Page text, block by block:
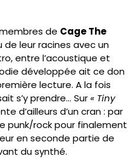
de Cage The
leur racines avec un
entre l’acoustique et
développée ait ce don
lecture. A la fois
s’y prendre… Sur« Tiny
d’ailleurs d’un cran : par
punk/rock pour finalement
en seconde partie de
du synthé.